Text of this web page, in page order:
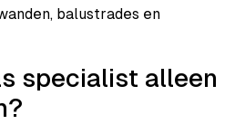
balustrades en
specialist alleen